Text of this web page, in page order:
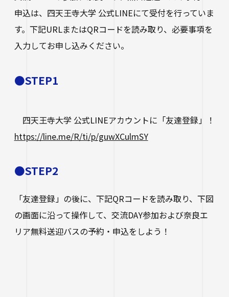
申込は、四天王寺大学 公式LINEにて受付を行っていま
す。下記URLまたはQRコードを読み取り、必要事項を
入力してお申し込みください。
●STEP1
四天王寺大学 公式LINEアカウントに「友達登録」！
https://line.me/R/ti/p/guwXCulmSY
●STEP2
「友達登録」の後に、下記QRコードを読み取り、下図
の画面に沿って操作して、交流DAY参加および奈良エ
リア無料送迎バスの予約・申込をしよう！